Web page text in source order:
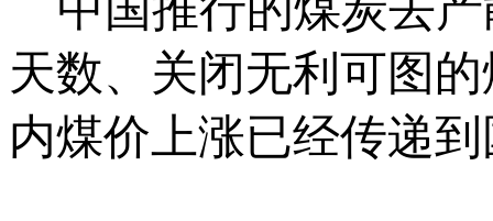
天数、关闭无利可图
内煤价上涨已经传递